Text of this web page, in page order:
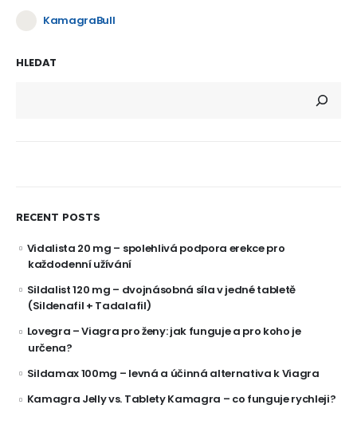
KamagraBull
HLEDAT
RECENT POSTS
Vidalista 20 mg – spolehlivá podpora erekce pro
každodenní užívání
Sildalist 120 mg – dvojnásobná síla v jedné tabletě
(Sildenafil + Tadalafil)
Lovegra – Viagra pro ženy: jak funguje a pro koho je
určena?
Sildamax 100mg – levná a účinná alternativa k Viagra
Kamagra Jelly vs. Tablety Kamagra – co funguje rychleji?